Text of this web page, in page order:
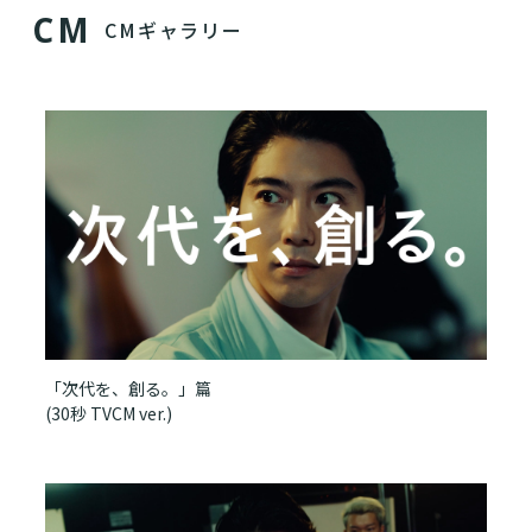
CM CMギャラリー
「次代を、創る。」篇
(30秒 TVCM ver.)